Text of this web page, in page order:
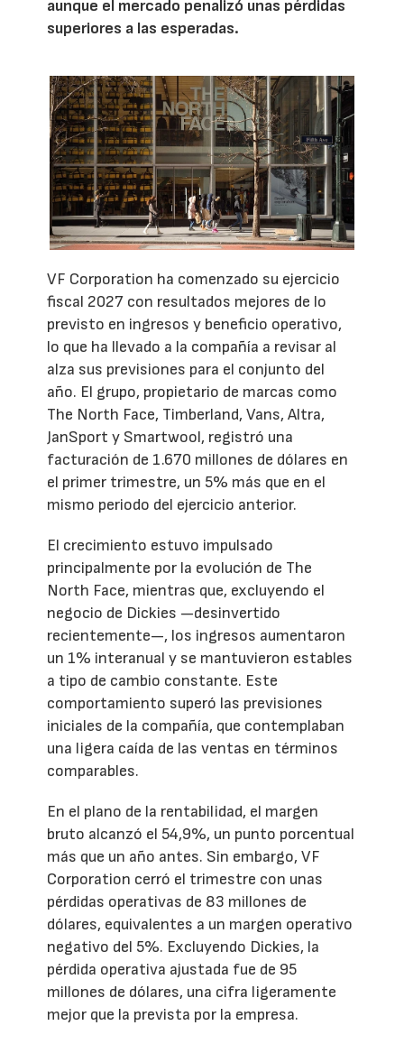
aunque el mercado penalizó unas pérdidas
superiores a las esperadas.
VF Corporation ha comenzado su ejercicio
fiscal 2027 con resultados mejores de lo
previsto en ingresos y beneficio operativo,
lo que ha llevado a la compañía a revisar al
alza sus previsiones para el conjunto del
año. El grupo, propietario de marcas como
The North Face, Timberland, Vans, Altra,
JanSport y Smartwool, registró una
facturación de 1.670 millones de dólares en
el primer trimestre, un 5% más que en el
mismo periodo del ejercicio anterior.
El crecimiento estuvo impulsado
principalmente por la evolución de The
North Face, mientras que, excluyendo el
negocio de Dickies —desinvertido
recientemente—, los ingresos aumentaron
un 1% interanual y se mantuvieron estables
a tipo de cambio constante. Este
comportamiento superó las previsiones
iniciales de la compañía, que contemplaban
una ligera caída de las ventas en términos
comparables.
En el plano de la rentabilidad, el margen
bruto alcanzó el 54,9%, un punto porcentual
más que un año antes. Sin embargo, VF
Corporation cerró el trimestre con unas
pérdidas operativas de 83 millones de
dólares, equivalentes a un margen operativo
negativo del 5%. Excluyendo Dickies, la
pérdida operativa ajustada fue de 95
millones de dólares, una cifra ligeramente
mejor que la prevista por la empresa.